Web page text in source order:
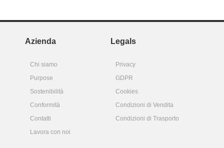
Azienda Legals
Chi siamo
Privacy
Purpose
GDPR
Sostenibilità
Cookies
Conformità
Condizioni di Vendita
Contatti
Condizioni di Trasporto
Lavora con noi